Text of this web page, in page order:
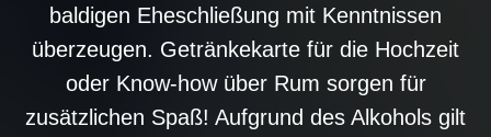
baldigen Eheschließung mit Kenntnissen
überzeugen. Getränkekarte für die Hochzeit
oder Know-how über Rum sorgen für
zusätzlichen Spaß! Aufgrund des Alkohols gilt